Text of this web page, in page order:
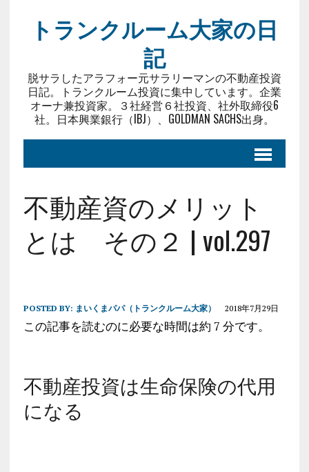
トランクルーム大家の日
記
脱サラしたアラフォー元サラリーマンの不動産投資
日記。トランクルーム投資に集中しています。企業
オーナ兼投資家。３社経営６社投資、社外取締役6
社。日本興業銀行（IBJ）、GOLDMAN SACHS出身。
不動産資のメリット
とは その２ | vol.297
POSTED BY: まいくまパパ（トランクルーム大家） 2018年7月29日
この記事を読むのに必要な時間は約 7 分です。
不動産投資は生命保険の代用
になる